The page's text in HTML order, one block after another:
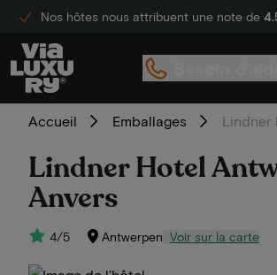
Nos hôtes nous attribuent une note de
Accueil Emballages Lindner
Lindner Hotel
Anvers
4/5 Antwerpen Voir sur la carte